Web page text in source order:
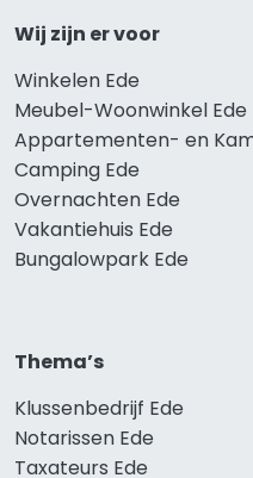
Wij zijn er voor
Winkelen Ede
Meubel-Woonwinkel Ede
Appartementen- en
Camping Ede
Overnachten Ede
Vakantiehuis Ede
Bungalowpark Ede
Thema’s
Klussenbedrijf Ede
Notarissen Ede
Taxateurs Ede